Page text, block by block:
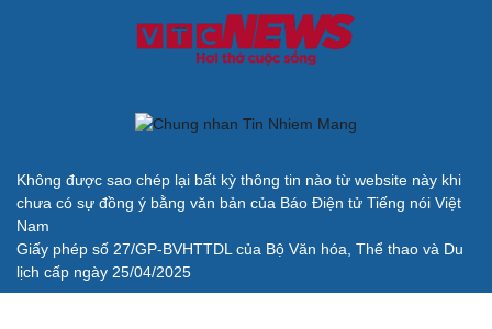
Không được sao chép lại bất kỳ thông tin nào từ website này khi
chưa có sự đồng ý bằng văn bản của Báo Điện tử Tiếng nói Việt
Nam
Giấy phép số 27/GP-BVHTTDL của Bộ Văn hóa, Thể thao và Du
lịch cấp ngày 25/04/2025